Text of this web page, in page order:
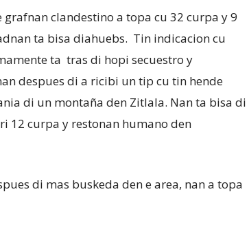
clandestino a topa cu 32 curpa y 9
ta bisa diahuebs. Tin indicacion cu
ta tras di hopi secuestro y
despues di a ricibi un tip cu tin hende
di un montaña den Zitlala. Nan ta bisa di
12 curpa y restonan humano den
di mas buskeda den e area, nan a topa